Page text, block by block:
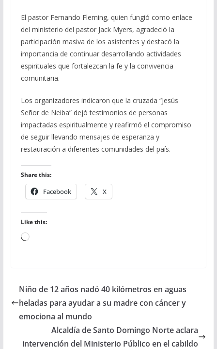
El pastor Fernando Fleming, quien fungió como enlace
del ministerio del pastor Jack Myers, agradeció la
participación masiva de los asistentes y destacó la
importancia de continuar desarrollando actividades
espirituales que fortalezcan la fe y la convivencia
comunitaria.
Los organizadores indicaron que la cruzada “Jesús
Señor de Neiba” dejó testimonios de personas
impactadas espiritualmente y reafirmó el compromiso
de seguir llevando mensajes de esperanza y
restauración a diferentes comunidades del país.
Share this:
Facebook X
Like this:
Loading…
Niño de 12 años nadó 40 kilómetros en aguas
heladas para ayudar a su madre con cáncer y
emociona al mundo
Alcaldía de Santo Domingo Norte aclara
intervención del Ministerio Público en el cabildo